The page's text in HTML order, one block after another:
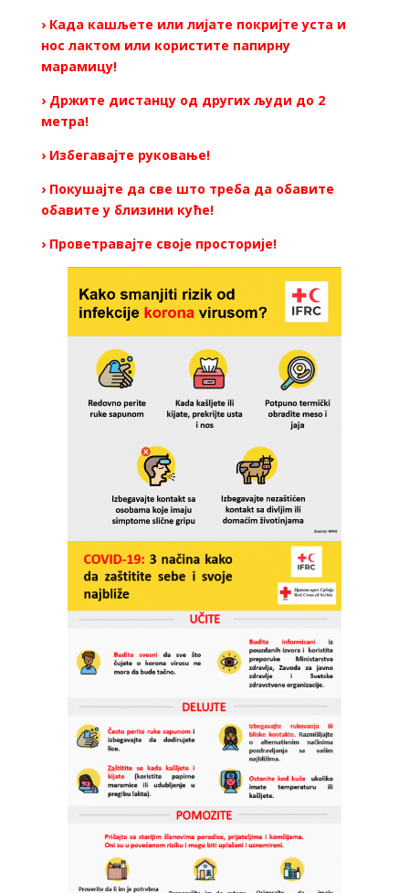
› Када кашљете или лијате покријте уста и
нос лактом или користите папирну
марамицу!
› Држите дистанцу од других људи до 2
метра!
› Избегавајте руковање!
› Покушајте да све што треба да обавите
обавите у близини куће!
› Проветравајте своје просторије!